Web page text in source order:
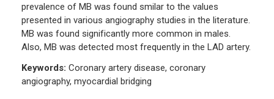
prevalence of MB was found smilar to the values
presented in various angiography studies in the literature.
MB was found significantly more common in males.
Also, MB was detected most frequently in the LAD artery.
Keywords: Coronary artery disease, coronary
angiography, myocardial bridging